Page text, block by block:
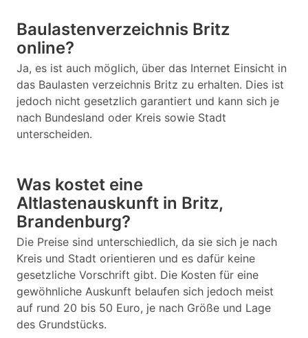
Baulastenverzeichnis Britz
online?
Ja, es ist auch möglich, über das Internet Einsicht in
das Baulasten verzeichnis Britz zu erhalten. Dies ist
jedoch nicht gesetzlich garantiert und kann sich je
nach Bundesland oder Kreis sowie Stadt
unterscheiden.
Was kostet eine
Altlastenauskunft in Britz,
Brandenburg?
Die Preise sind unterschiedlich, da sie sich je nach
Kreis und Stadt orientieren und es dafür keine
gesetzliche Vorschrift gibt. Die Kosten für eine
gewöhnliche Auskunft belaufen sich jedoch meist
auf rund 20 bis 50 Euro, je nach Größe und Lage
des Grundstücks.